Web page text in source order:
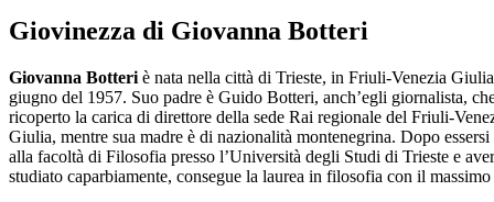
Giovinezza di Giovanna Botteri
Giovanna Botteri è nata nella città di Trieste, in Friuli-Venezia
giugno del 1957. Suo padre è Guido Botteri, anch’egli giornalista,
ricoperto la carica di direttore della sede Rai regionale del Friuli-
Giulia, mentre sua madre è di nazionalità montenegrina. Dopo essersi
alla facoltà di Filosofia presso l’Università degli Studi di Trieste e
studiato caparbiamente, consegue la laurea in filosofia con il